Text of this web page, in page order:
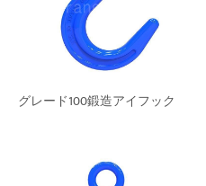
グレード100鍛造アイフック